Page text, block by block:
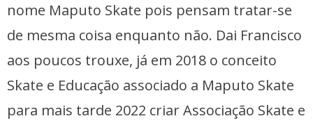
nome Maputo Skate pois pensam tratar-se
de mesma coisa enquanto não. Dai Francisco
aos poucos trouxe, já em 2018 o conceito
Skate e Educação associado a Maputo Skate
para mais tarde 2022 criar Associação Skate e